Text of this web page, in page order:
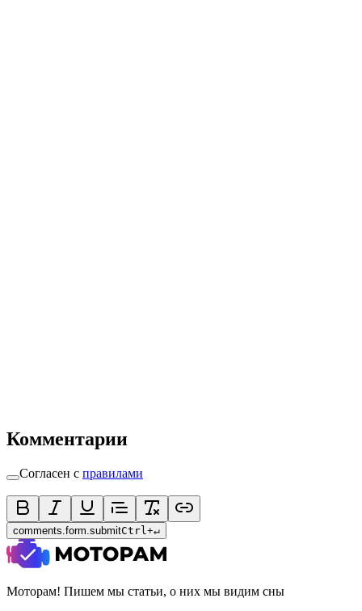
Комментарии
Согласен с правилами
comments.form.submitCtrl+↵
Моторам! Пишем мы статьи, о них мы видим сны